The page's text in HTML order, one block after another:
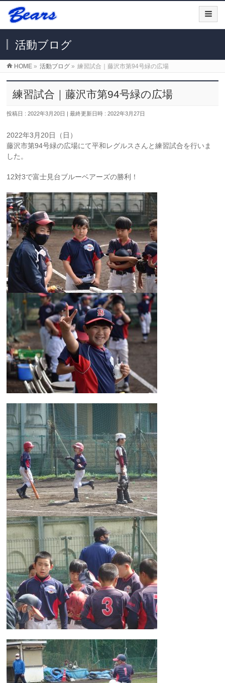
活動ブログ
HOME » 活動ブログ » 練習試合｜藤沢市第94号緑の広場
練習試合｜藤沢市第94号緑の広場
投稿日 : 2022年3月20日 最終更新日時 : 2022年3月27日
2022年3月20日（日）
藤沢市第94号緑の広場にて平和レグルスさんと練習試合を行いま
した。
12対3で富士見台ブルーベアーズの勝利！